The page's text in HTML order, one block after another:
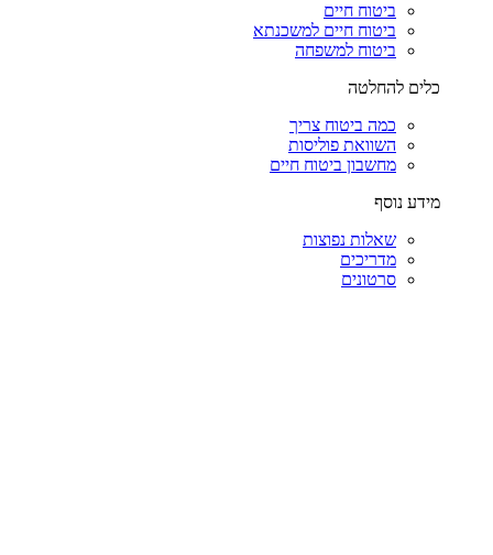
ביטוח חיים
ביטוח חיים למשכנתא
ביטוח למשפחה
כלים להחלטה
כמה ביטוח צריך
השוואת פוליסות
מחשבון ביטוח חיים
מידע נוסף
שאלות נפוצות
מדריכים
סרטונים